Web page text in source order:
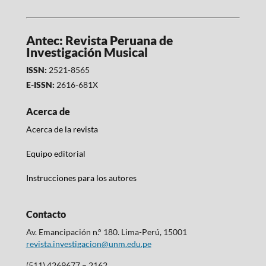
Antec: Revista Peruana de
Investigación Musical
ISSN: 2521-8565
E-ISSN: 2616-681X
Acerca de
Acerca de la revista
Equipo editorial
Instrucciones para los autores
Contacto
Av. Emancipación n.° 180. Lima-Perú, 15001
revista.investigacion@unm.edu.pe